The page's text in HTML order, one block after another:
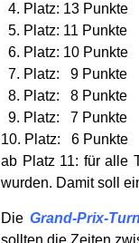
4. Platz: 13 Punkte
5. Platz: 11 Punkte
6. Platz: 10 Punkte
7. Platz: 9 Punkte
8. Platz: 8 Punkte
9. Platz: 7 Punkte
10. Platz: 6 Punkte
ab Platz 11: für alle
wurden. Damit soll
Die Grand-Prix-